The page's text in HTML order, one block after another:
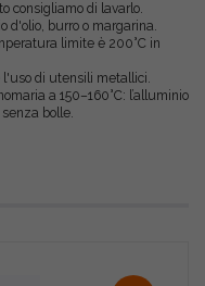
consigliamo di lavarlo.
d'olio, burro o margarina.
limite è 200°C in
l'uso di utensili metallici.
a 150–160°C: l’alluminio
bolle.